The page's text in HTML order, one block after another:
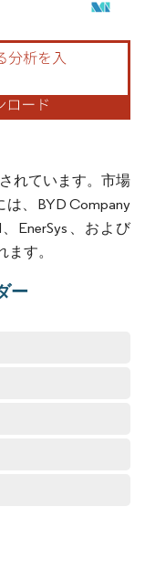
表示が必要です。
れています。市場
、BYD Company
EnerSys、および
す。
ー